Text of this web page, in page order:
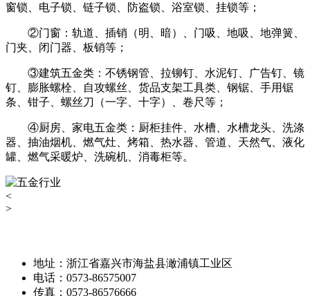
窗锁、电子锁、链子锁、防盗锁、浴室锁、挂锁等；
②门窗：轨道、插销（明、暗）、门吸、地吸、地弹簧、
门夹、闭门器、板销等；
③建筑五金类：不锈钢管、拉铆钉、水泥钉、广告钉、镜
钉、膨胀螺栓、自攻螺丝、货品支架工具类、钢锯、手用锯
条、钳子、螺丝刀（一字、十字）、卷尺等；
④厨房、家电五金类：厨柜挂件、水槽、水槽龙头、洗涤
器、抽油烟机、燃气灶、烤箱、热水器、管道、天然气、液化
罐、燃气采暖炉、洗碗机、消毒柜等。
<
>
地址：浙江省嘉兴市海盐县澉浦镇工业区
电话：0573-86575007
传真：0573-86576666